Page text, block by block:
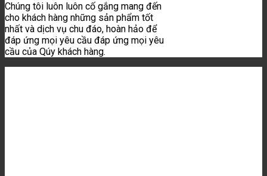
Chúng tôi luôn luôn cố gắng mang đến
cho khách hàng những sản phẩm tốt
nhất và dịch vụ chu đáo, hoàn hảo để
đáp ứng mọi yêu cầu đáp ứng mọi yêu
cầu của Qúy khách hàng.